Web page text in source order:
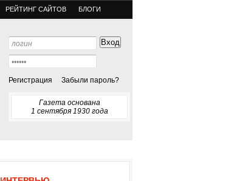
РЕЙТИНГ САЙТОВ БЛОГИ
Регистрация Забыли пароль?
Газета основана
1 сентября 1930 года